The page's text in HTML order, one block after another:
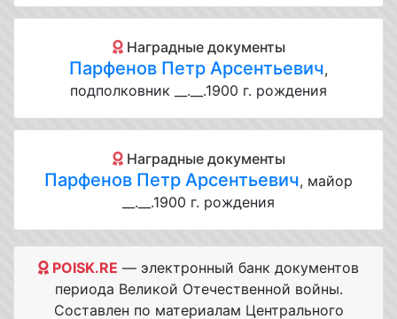
Наградные документы
Парфенов Петр Арсентьевич,
подполковник __.__.1900 г. рождения
Наградные документы
Парфенов Петр Арсентьевич, майор
__.__.1900 г. рождения
POISK.RE — электронный банк документов
периода Великой Отечественной войны.
Составлен по материалам Центрального